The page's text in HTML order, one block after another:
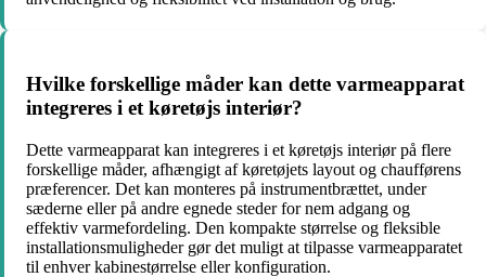
Hvilke forskellige måder kan dette varmeapparat
integreres i et køretøjs interiør?
Dette varmeapparat kan integreres i et køretøjs interiør på flere
forskellige måder, afhængigt af køretøjets layout og chaufførens
præferencer. Det kan monteres på instrumentbrættet, under
sæderne eller på andre egnede steder for nem adgang og
effektiv varmefordeling. Den kompakte størrelse og fleksible
installationsmuligheder gør det muligt at tilpasse varmeapparatet
til enhver kabinestørrelse eller konfiguration.